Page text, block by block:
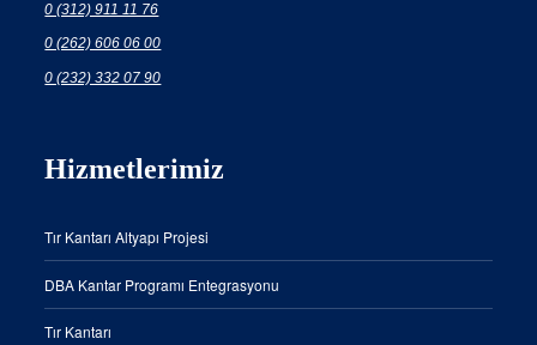
0 (312) 911 11 76
0 (262) 606 06 00
0 (232) 332 07 90
Hizmetlerimiz
Tır Kantarı Altyapı Projesi
DBA Kantar Programı Entegrasyonu
Tır Kantarı